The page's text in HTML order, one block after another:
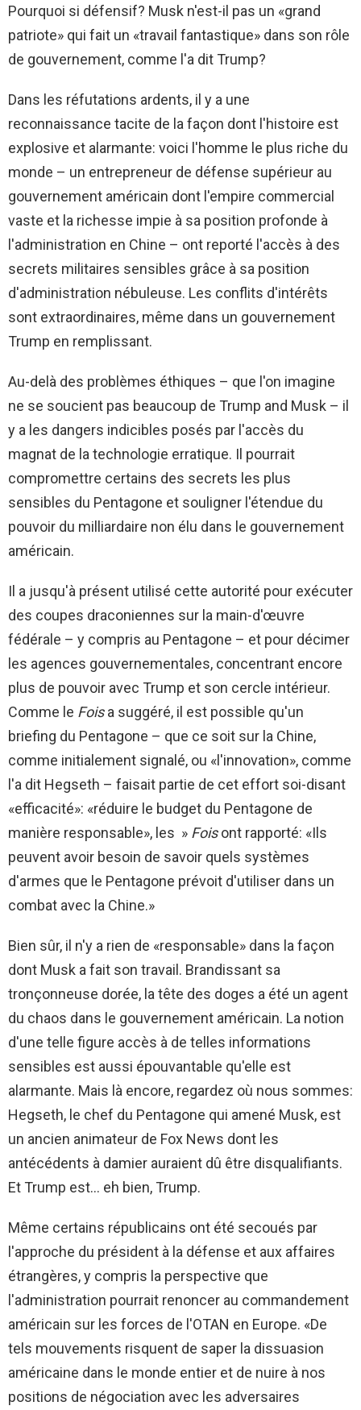
Pourquoi si défensif? Musk n'est-il pas un «grand
patriote» qui fait un «travail fantastique» dans son rôle
de gouvernement, comme l'a dit Trump?
Dans les réfutations ardents, il y a une
reconnaissance tacite de la façon dont l'histoire est
explosive et alarmante: voici l'homme le plus riche du
monde – un entrepreneur de défense supérieur au
gouvernement américain dont l'empire commercial
vaste et la richesse impie à sa position profonde à
l'administration en Chine – ont reporté l'accès à des
secrets militaires sensibles grâce à sa position
d'administration nébuleuse. Les conflits d'intérêts
sont extraordinaires, même dans un gouvernement
Trump en remplissant.
Au-delà des problèmes éthiques – que l'on imagine
ne se soucient pas beaucoup de Trump and Musk – il
y a les dangers indicibles posés par l'accès du
magnat de la technologie erratique. Il pourrait
compromettre certains des secrets les plus
sensibles du Pentagone et souligner l'étendue du
pouvoir du milliardaire non élu dans le gouvernement
américain.
Il a jusqu'à présent utilisé cette autorité pour exécuter
des coupes draconiennes sur la main-d'œuvre
fédérale – y compris au Pentagone – et pour décimer
les agences gouvernementales, concentrant encore
plus de pouvoir avec Trump et son cercle intérieur.
Comme le Foisa suggéré, il est possible qu'un
briefing du Pentagone – que ce soit sur la Chine,
comme initialement signalé, ou «l'innovation», comme
l'a dit Hegseth – faisait partie de cet effort soi-disant
«efficacité»: «réduire le budget du Pentagone de
manière responsable», les » Foisont rapporté: «Ils
peuvent avoir besoin de savoir quels systèmes
d'armes que le Pentagone prévoit d'utiliser dans un
combat avec la Chine.»
Bien sûr, il n'y a rien de «responsable» dans la façon
dont Musk a fait son travail. Brandissant sa
tronçonneuse dorée, la tête des doges a été un agent
du chaos dans le gouvernement américain. La notion
d'une telle figure accès à de telles informations
sensibles est aussi épouvantable qu'elle est
alarmante. Mais là encore, regardez où nous sommes:
Hegseth, le chef du Pentagone qui amené Musk, est
un ancien animateur de Fox News dont les
antécédents à damier auraient dû être disqualifiants.
Et Trump est… eh bien, Trump.
Même certains républicains ont été secoués par
l'approche du président à la défense et aux affaires
étrangères, y compris la perspective que
l'administration pourrait renoncer au commandement
américain sur les forces de l'OTAN en Europe. «De
tels mouvements risquent de saper la dissuasion
américaine dans le monde entier et de nuire à nos
positions de négociation avec les adversaires